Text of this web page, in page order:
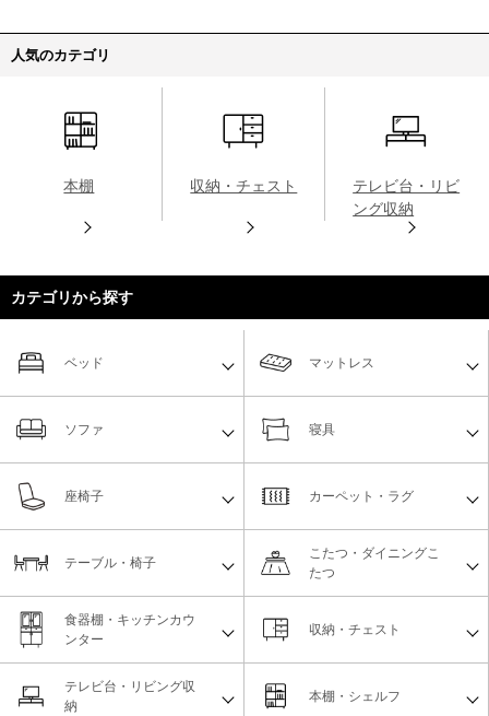
人気のカテゴリ
本棚 収納・チェスト
テレビ台・リビ
ング収納
カテゴリから探す
ベッド マットレス
ソファ 寝具
座椅子 カーペット・ラグ
テーブル・椅子
こたつ・ダイニングこ
たつ
食器棚・キッチンカウ
ンター
収納・チェスト
テレビ台・リビング収
納
本棚・シェルフ